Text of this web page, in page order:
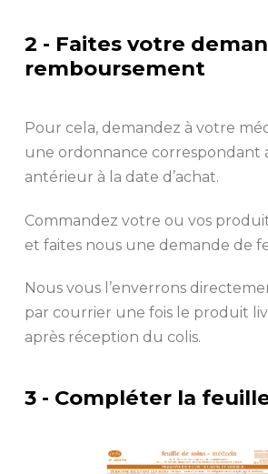
2 - Faites votre
remboursement
Pour cela, demandez à votre
une ordonnance correspondant
antérieur à la date d’achat.
Commandez votre ou vos
et faites nous une demande de
Nous vous l’enverrons
par courrier une fois le produit
après réception du colis.
3 - Compléter la